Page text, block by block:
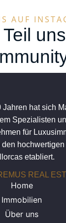
AUF
Jahren hat sich
Spezialisten
für
hochwertigen
etabliert.
REAL
Home
Immobilien
Über uns